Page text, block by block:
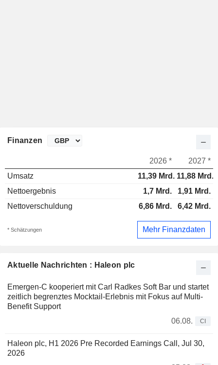
Aktuelle Nachrichten : Haleon plc
Emergen-C kooperiert mit Carl Radkes Soft Bar und startet
zeitlich begrenztes Mocktail-Erlebnis mit Fokus auf Multi-
Benefit Support
06.08.
CI
Haleon plc, H1 2026 Pre Recorded Earnings Call, Jul 30,
2026
Finanzen
2026 *
2027 *
Umsatz
11,39 Mrd. 11,88 Mrd.
Nettoergebnis
1,7 Mrd.
1,91 Mrd.
Nettoverschuldung
6,86 Mrd. 6,42 Mrd.
* Schätzungen Mehr Finanzdaten